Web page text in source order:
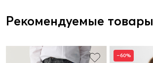
Рекомендуемые товары
–60%